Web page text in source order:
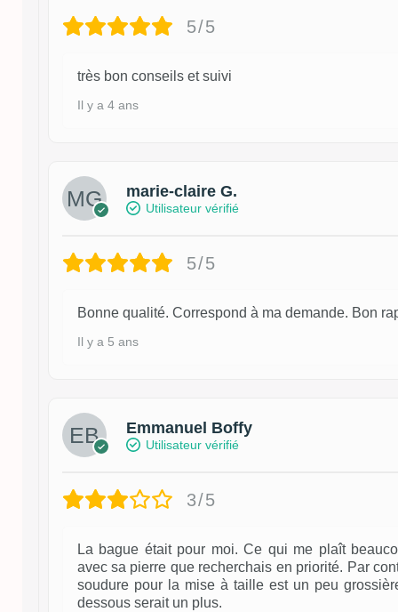
5/5
très bon conseils et suivi
Il y a 4 ans
marie-claire G.
Utilisateur vérifié
5/5
Bonne qualité. Correspond à ma demande. Bon
Il y a 5 ans
Emmanuel Boffy
Utilisateur vérifié
3/5
La bague était pour moi. Ce qui me plaît
avec sa pierre que recherchais en priorité. Par
soudure pour la mise à taille est un peu
dessous serait un plus.